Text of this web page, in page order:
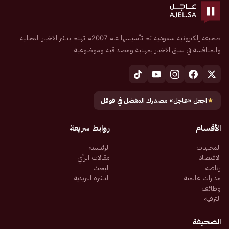
صحيفة إلكترونية سعودية تم تأسيسها عام 2007م تهتم بنشر الأخبار المحلية
والمنافسة في سبق الأخبار بمهنية ومصداقية وموضوعية
★اجعل «عاجل» مصدرك المفضل في قوقل
الأقسام
المحليات
الاقتصاد
رياضة
مدارات عالمية
وظائف
الترفيه
روابط سريعة
الرئيسية
مقالات الرأي
البحث
النشرة البريدية
الصحيفة